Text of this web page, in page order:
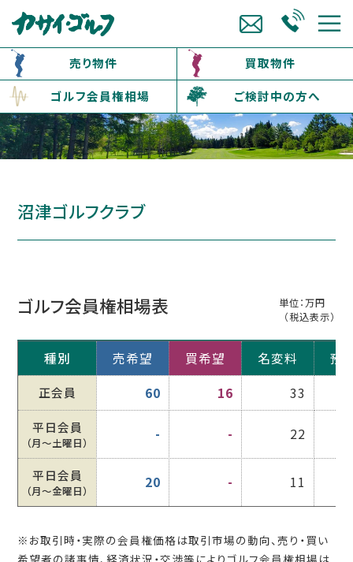
売り物件
買取物件
ゴルフ会員権相場
ご検討中の方へ
沼津ゴルフクラブ
ゴルフ会員権相場表
単位：万円
（税込表示）
種別 売希望 買希望 名変料 預
正会員 60 16 33
平日会員
（月〜土曜日） - - 22
平日会員
（月〜金曜日） 20 - 11
※お取引時・実際の会員権価格は取引市場の動向、売り・買い